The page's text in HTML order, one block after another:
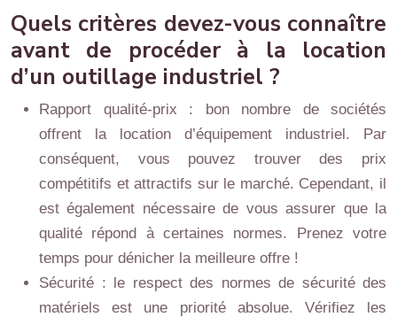
Quels critères devez-vous connaître
avant de procéder à la location
d’un outillage industriel ?
Rapport qualité-prix : bon nombre de sociétés
offrent la location d’équipement industriel. Par
conséquent, vous pouvez trouver des prix
compétitifs et attractifs sur le marché. Cependant, il
est également nécessaire de vous assurer que la
qualité répond à certaines normes. Prenez votre
temps pour dénicher la meilleure offre !
Sécurité : le respect des normes de sécurité des
matériels est une priorité absolue. Vérifiez les